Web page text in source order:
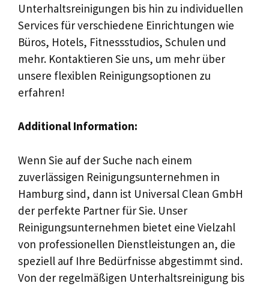
Unterhaltsreinigungen bis hin zu individuellen
Services für verschiedene Einrichtungen wie
Büros, Hotels, Fitnessstudios, Schulen und
mehr. Kontaktieren Sie uns, um mehr über
unsere flexiblen Reinigungsoptionen zu
erfahren!
Additional Information:
Wenn Sie auf der Suche nach einem
zuverlässigen Reinigungsunternehmen in
Hamburg sind, dann ist Universal Clean GmbH
der perfekte Partner für Sie. Unser
Reinigungsunternehmen bietet eine Vielzahl
von professionellen Dienstleistungen an, die
speziell auf Ihre Bedürfnisse abgestimmt sind.
Von der regelmäßigen Unterhaltsreinigung bis